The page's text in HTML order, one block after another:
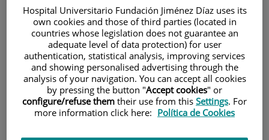
Pacientes y visitantes
Hospital Universitario Fundación Jiménez Díaz uses its
own cookies and those of third parties (located in
countries whose legislation does not guarantee an
adequate level of data protection) for user
authentication, statistical analysis, improving services
and showing personalised advertising through the
analysis of your navigation. You can accept all cookies
by pressing the button "Accept cookies" or
configure/refuse them their use from this Settings. For
more information click here: Política de Cookies